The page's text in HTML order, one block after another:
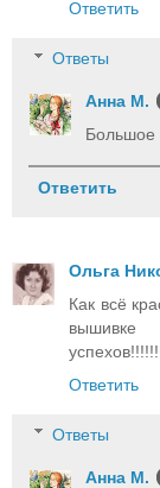
Ответить
Ответы
Анна М.
Большое
Ответить
Ольга
Как всё
Ответить
Ответы
Анна М.